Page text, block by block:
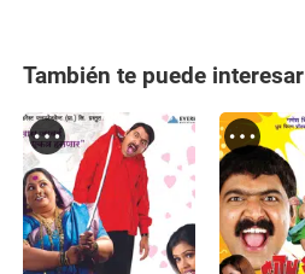
También te puede interesar